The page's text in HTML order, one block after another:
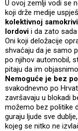
U ovoj zemlji vodi se
koji drže medije
kolektivnoj
lordovi i da zato
Oni koji deložacije
shvaćaju da je samo
po njihov automobil,
pitaju da im
Nemoguće je bez
svakodnevno po
završavaju u blokadi
možemo bez politike
guraju ljude sve
kojeg se nitko ne